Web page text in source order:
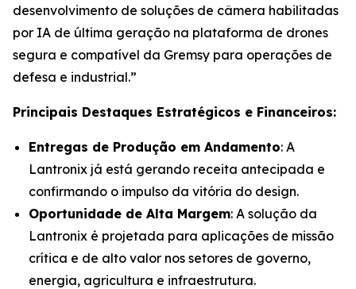
desenvolvimento de soluções de câmera habilitadas
por IA de última geração na plataforma de drones
segura e compatível da Gremsy para operações de
defesa e industrial.”
Principais Destaques Estratégicos e Financeiros:
Entregas de Produção em Andamento: A
Lantronix já está gerando receita antecipada e
confirmando o impulso da vitória do design.
Oportunidade de Alta Margem: A solução da
Lantronix é projetada para aplicações de missão
crítica e de alto valor nos setores de governo,
energia, agricultura e infraestrutura.